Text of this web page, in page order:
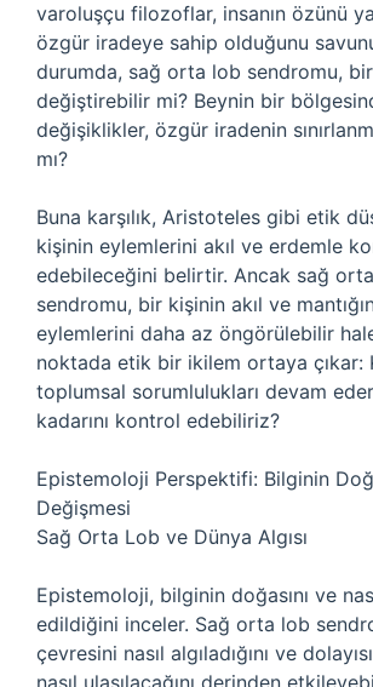
varoluşçu filozoflar, insanın özünü
özgür iradeye sahip olduğunu
durumda, sağ orta lob sendromu,
değiştirebilir mi? Beynin bir
değişiklikler, özgür iradenin
mı?
Buna karşılık, Aristoteles gibi etik
kişinin eylemlerini akıl ve erdemle
edebileceğini belirtir. Ancak sağ
sendromu, bir kişinin akıl ve
eylemlerini daha az öngörülebilir
noktada etik bir ikilem ortaya çıkar:
toplumsal sorumlulukları devam
kadarını kontrol edebiliriz?
Epistemoloji Perspektifi: Bilginin
Değişmesi
Sağ Orta Lob ve Dünya Algısı
Epistemoloji, bilginin doğasını ve
edildiğini inceler. Sağ orta lob
çevresini nasıl algıladığını ve
nasıl ulaşılacağını derinden